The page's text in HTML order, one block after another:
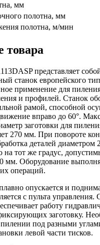
мм
полотна, мм
полотна, м/мин
товара
представляет
станок европейского
применение для пиления
и профилей. Станок
рамой, способной
вправо до 60°.
заготовки для
270 мм. При повороте
деталей
на тот же градус,
мм. Оборудование
операций.
опускается и
с пульта управления.
работу
заготовку.
под разными
левой части тисков.